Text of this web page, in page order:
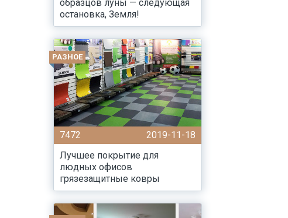
образцов луны — следующая
остановка, Земля!
РАЗНОЕ
7472
2019-11-18
Лучшее покрытие для
людных офисов
грязезащитные ковры